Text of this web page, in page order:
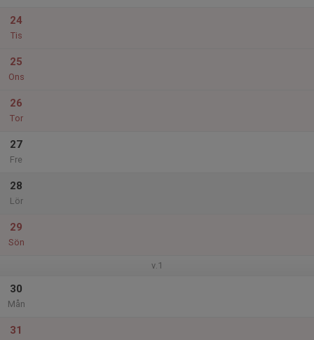
24
Tis
25
Ons
26
Tor
27
Fre
28
Lör
29
Sön
v.1
30
Mån
31